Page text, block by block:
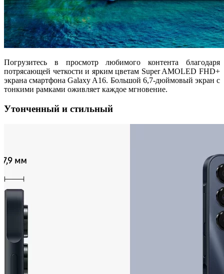
Погрузитесь в просмотр любимого контента благодаря
потрясающей четкости и ярким цветам Super AMOLED FHD+
экрана смартфона Galaxy A16. Большой 6,7-дюймовый экран с
тонкими рамками оживляет каждое мгновение.
Утонченный и стильный